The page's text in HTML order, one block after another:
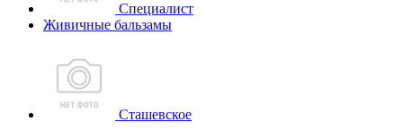
Специалист
Живичные бальзамы
Сташевское